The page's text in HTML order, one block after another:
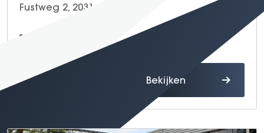
Fustweg 2, 2031 CJ Haarlem
Route Bekijken